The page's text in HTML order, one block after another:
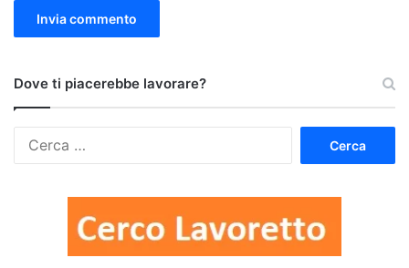
Dove ti piacerebbe lavorare?